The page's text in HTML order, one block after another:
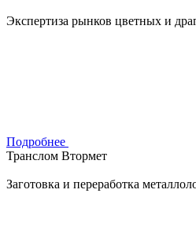
Экспертиза рынков цветных и
Подробнее
Транслом Втормет
Заготовка и переработка